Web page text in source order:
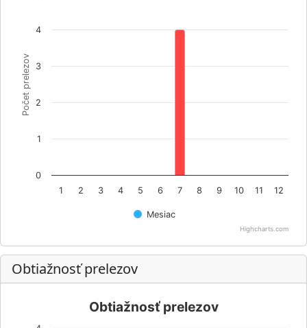
Počet prelezov
Mesiac
1 2 3 4 5 6 7 8 9 10 11 12
0
1
2
3
4
Highcharts.com
Obtiažnosť prelezov
Obtiažnosť prelezov